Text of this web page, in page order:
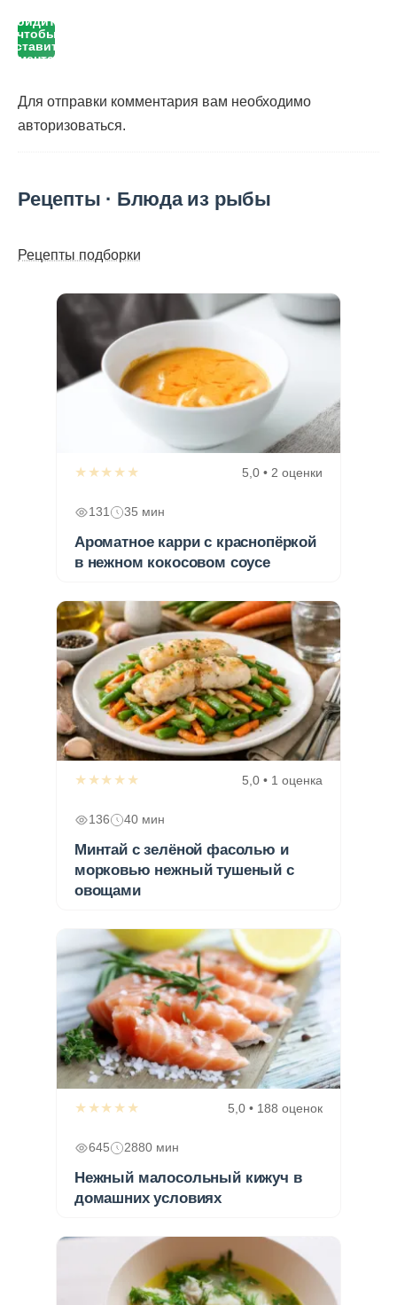
Войдите,
чтобы
оставить
Для отправки комментария вам необходимо
авторизоваться.
Рецепты · Блюда из рыбы
Рецепты подборки
★★★★★ 5,0 • 2 оценки
131 35 мин
Ароматное карри с краснопёркой
в нежном кокосовом соусе
★★★★★ 5,0 • 1 оценка
136 40 мин
Минтай с зелёной фасолью и
морковью нежный тушеный с
овощами
★★★★★ 5,0 • 188 оценок
645 2880 мин
Нежный малосольный кижуч в
домашних условиях